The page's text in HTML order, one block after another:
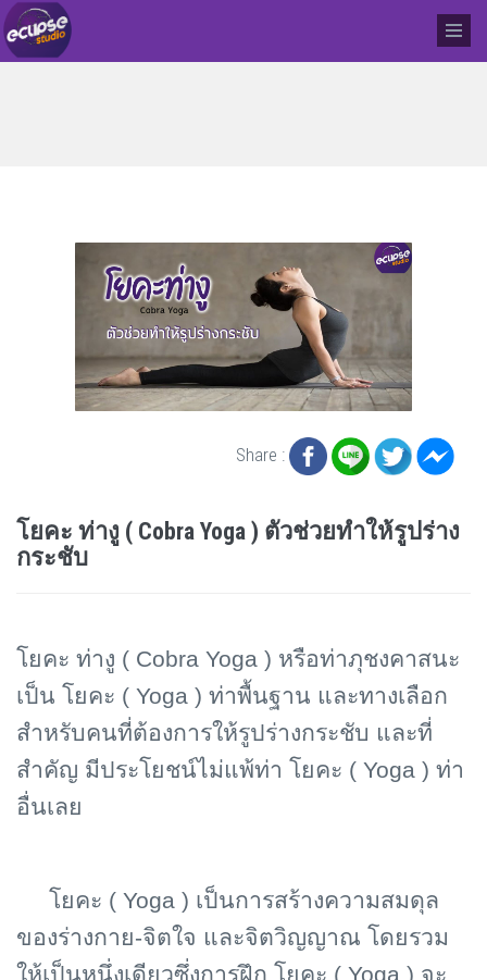
Share :
โยคะ ท่างู ( Cobra Yoga ) ตัวช่วยทำให้รูปร่าง
กระชับ
โยคะ ท่างู ( Cobra Yoga ) หรือท่าภุชงคาสนะ
เป็น โยคะ ( Yoga ) ท่าพื้นฐาน และทางเลือก
สำหรับคนที่ต้องการให้รูปร่างกระชับ และที่
สำคัญ มีประโยชน์ไม่แพ้ท่า โยคะ ( Yoga ) ท่า
อื่นเลย
โยคะ ( Yoga ) เป็นการสร้างความสมดุล
ของร่างกาย-จิตใจ และจิตวิญญาณ โดยรวม
ให้เป็นหนึ่งเดียวซึ่งการฝึก โยคะ ( Yoga ) จะ